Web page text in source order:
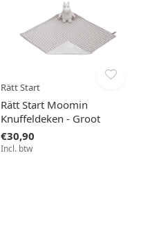
Rätt Start
Rätt Start Moomin
Knuffeldeken - Groot
€30,90
Incl. btw